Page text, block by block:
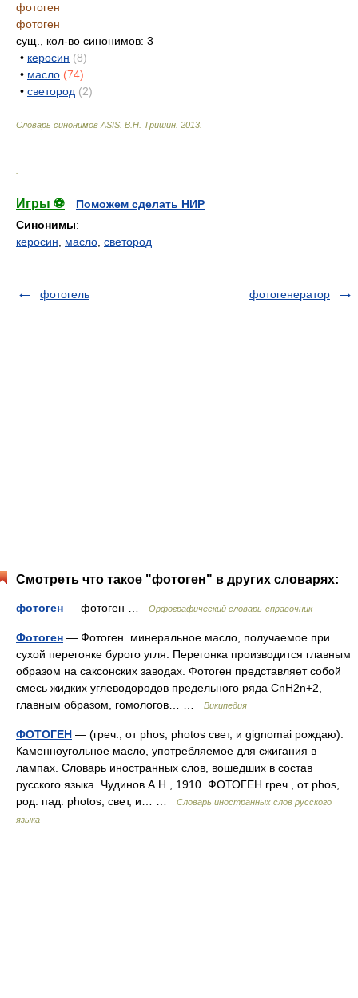
фотоген
фотоген
сущ.
, кол-во синонимов: 3
• керосин (8)
• масло (74)
• светород (2)
Словарь синонимов ASIS. В.Н. Тришин 2013
Игры ⚽
Поможем сделать НИР
Синонимы:
керосин
масло светород
фотогель фотогенератор
Смотреть что такое "фотоген" в других словарях:
фотоген — фотоген … Орфографический словарь-справочник
Фотоген — Фотоген минеральное масло, получаемое при
сухой перегонке бурого угля. Перегонка производится главным
образом на саксонских заводах. Фотоген представляет собой
смесь жидких углеводородов предельного ряда СnН2n+2,
главным образом, гомологов… …
Википедия
ФОТОГЕН — (греч., от phos, photos свет, и gignomai рождаю).
Каменноугольное масло, употребляемое для сжигания в
лампах. Словарь иностранных слов, вошедших в состав
русского языка. Чудинов А.Н., 1910. ФОТОГЕН греч., от phos,
род. пад. photos, свет, и… …
Словарь иностранных слов русского
языка